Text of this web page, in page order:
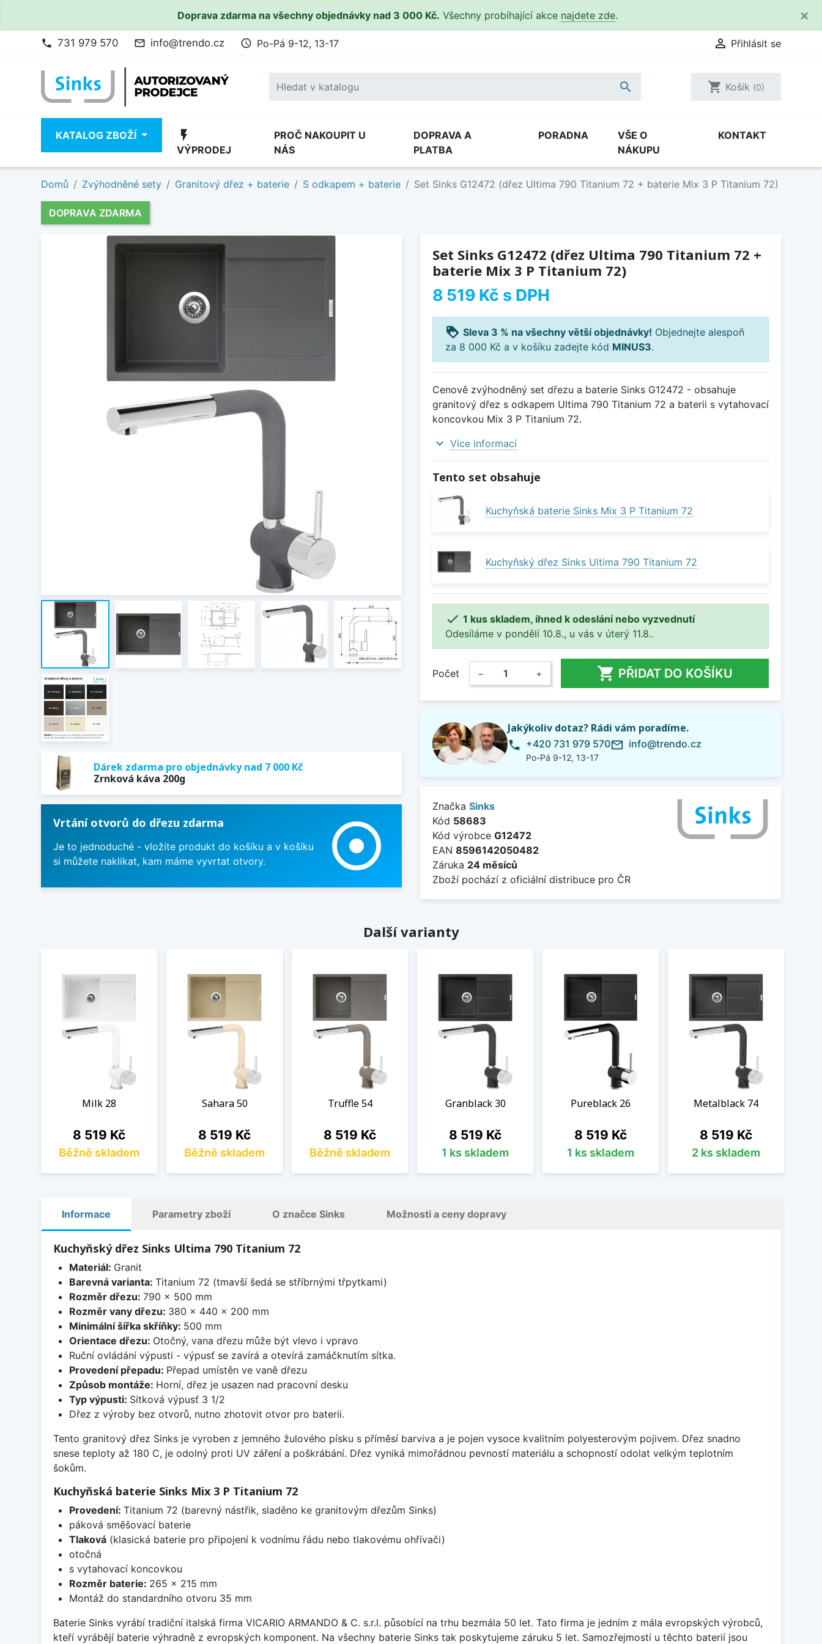
Doprava zdarma na všechny objednávky nad 3 000 Kč. Všechny probíhající akce najdete zde. ×
phone 731 979 570 mail_outline info@trendo.cz access_time Po-Pá 9-12, 13-17  Přihlásit se
 shopping_cart Košík (0)
KATALOG ZBOŽÍ flash_on
VÝPRODEJ
PROČ NAKOUPIT U
NÁS
DOPRAVA A
PLATBA
PORADNA
VŠE O
NÁKUPU
KONTAKT
Domů Zvýhodněné sety Granitový dřez + baterie S odkapem + baterie Set Sinks G12472 (dřez Ultima 790 Titanium 72 + baterie Mix 3 P Titanium 72)
DOPRAVA ZDARMA
Dárek zdarma pro objednávky nad 7 000 Kč
Zrnková káva 200g
Vrtání otvorů do dřezu zdarma
Je to jednoduché - vložíte produkt do košíku a v košíku
si můžete naklikat, kam máme vyvrtat otvory.
adjust
Set Sinks G12472 (dřez Ultima 790 Titanium 72 +
baterie Mix 3 P Titanium 72)
8 519 Kč s DPH
loyalty Sleva 3 % na všechny větší objednávky! Objednejte alespoň
za 8 000 Kč a v košíku zadejte kód MINUS3.
Cenově zvýhodněný set dřezu a baterie Sinks G12472 - obsahuje
granitový dřez s odkapem Ultima 790 Titanium 72 a baterii s vytahovací
koncovkou Mix 3 P Titanium 72.
expand_more Více informací
Tento set obsahuje
Kuchyňská baterie Sinks Mix 3 P Titanium 72
Kuchyňský dřez Sinks Ultima 790 Titanium 72
 1 kus skladem, ihned k odeslání nebo vyzvednutí
Odesíláme v pondělí 10.8., u vás v úterý 11.8..
Počet − +  PŘIDAT DO KOŠÍKU
Jakýkoliv dotaz? Rádi vám poradíme.
phone +420 731 979 570
Po-Pá 9-12, 13-17
mail_outline info@trendo.cz
Značka Sinks
Kód 58683
Kód výrobce G12472
EAN 8596142050482
Záruka 24 měsíců
Zboží pochází z oficiální distribuce pro ČR
Další varianty
Milk 28
Cena
8 519 Kč
Běžně skladem
Sahara 50
Cena
8 519 Kč
Běžně skladem
Truffle 54
Cena
8 519 Kč
Běžně skladem
Granblack 30
Cena
8 519 Kč
1 ks skladem
Pureblack 26
Cena
8 519 Kč
1 ks skladem
Metalblack 74
Cena
8 519 Kč
2 ks skladem
Informace Parametry zboží O značce Sinks Možnosti a ceny dopravy
Kuchyňský dřez Sinks Ultima 790 Titanium 72
Materiál: Granit
Barevná varianta: Titanium 72 (tmavší šedá se stříbrnými třpytkami)
Rozměr dřezu: 790 x 500 mm
Rozměr vany dřezu: 380 x 440 x 200 mm
Minimální šířka skříňky: 500 mm
Orientace dřezu: Otočný, vana dřezu může být vlevo i vpravo
Ruční ovládání výpusti - výpusť se zavírá a otevírá zamáčknutím sítka.
Provedení přepadu: Přepad umístěn ve vaně dřezu
Způsob montáže: Horní, dřez je usazen nad pracovní desku
Typ výpusti: Sítková výpusť 3 1/2
Dřez z výroby bez otvorů, nutno zhotovit otvor pro baterii.
Tento granitový dřez Sinks je vyroben z jemného žulového písku s příměsí barviva a je pojen vysoce kvalitním polyesterovým pojivem. Dřez snadno
snese teploty až 180 C, je odolný proti UV záření a poškrábání. Dřez vyniká mimořádnou pevností materiálu a schopností odolat velkým teplotním
šokům.
Kuchyňská baterie Sinks Mix 3 P Titanium 72
Provedení: Titanium 72 (barevný nástřik, sladěno ke granitovým dřezům Sinks)
páková směšovací baterie
Tlaková(klasická baterie pro připojení k vodnímu řádu nebo tlakovému ohřívači)
otočná
s vytahovací koncovkou
Rozměr baterie: 265 x 215 mm
Montáž do standardního otvoru 35 mm
Baterie Sinks vyrábí tradiční italská firma VICARIO ARMANDO & C. s.r.l. působící na trhu bezmála 50 let. Tato firma je jedním z mála evropských výrobců,
kteří vyrábějí baterie výhradně z evropských komponent. Na všechny baterie Sinks tak poskytujeme záruku 5 let. Samozřejmostí u těchto baterií jsou